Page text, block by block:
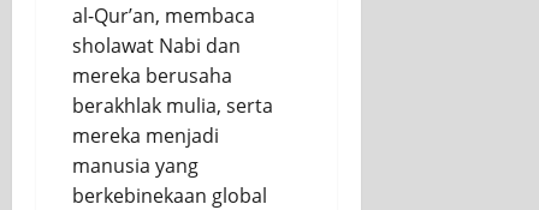
al-Qur’an, membaca
sholawat Nabi dan
mereka berusaha
berakhlak mulia, serta
mereka menjadi
manusia yang
berkebinekaan global